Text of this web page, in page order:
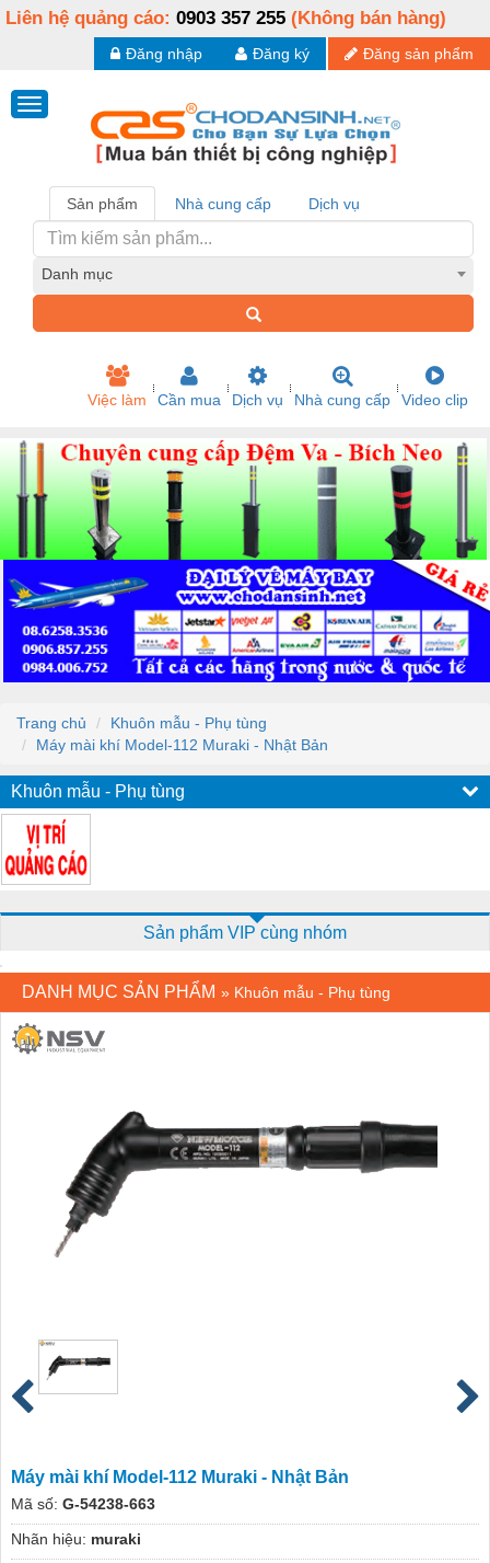
Liên hệ quảng cáo: 0903 357 255 (Không bán hàng)
Đăng sản phẩm
Đăng ký
Đăng nhập
Sản phẩm Nhà cung cấp Dịch vụ
Danh mục
Việc làm Cần mua Dịch vụ Nhà cung cấp Video clip
Trang chủ
Khuôn mẫu - Phụ tùng
Máy mài khí Model-112 Muraki - Nhật Bản
Khuôn mẫu - Phụ tùng
Sản phẩm VIP cùng nhóm
DANH MỤC SẢN PHẨM » Khuôn mẫu - Phụ tùng
Máy mài khí Model-112 Muraki - Nhật Bản
Mã số: G-54238-663
Nhãn hiệu: muraki